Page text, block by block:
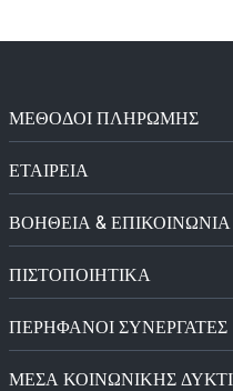
ΜΈΘΟΔΟΙ ΠΛΗΡΩΜΉΣ
ΕΤΑΙΡΕΙΑ
ΒΟΗΘΕΙΑ & ΕΠΙΚΟΙΝΩΝΙΑ
ΠΙΣΤΟΠΟΙΗΤΙΚΆ
ΠΕΡΉΦΑΝΟΙ ΣΥΝΕΡΓΆΤΕΣ
ΜΈΣΑ ΚΟΙΝΩΝΙΚΉΣ